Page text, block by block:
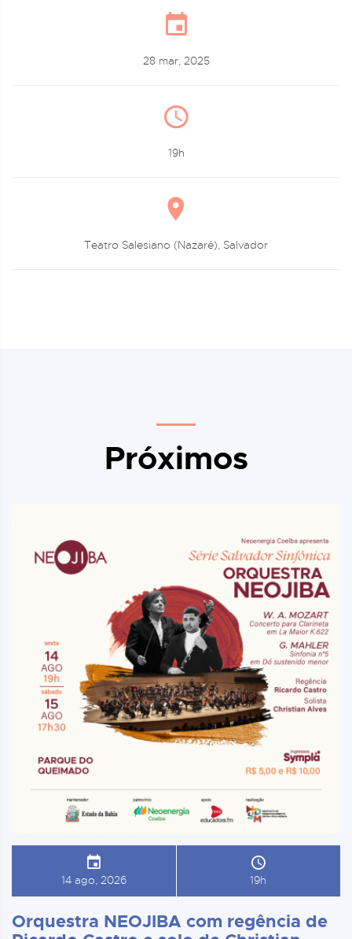
28 mar, 2025
19h
Teatro Salesiano (Nazaré), Salvador
Próximos
14 ago, 2026 19h
Orquestra NEOJIBA com regência de